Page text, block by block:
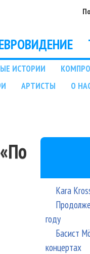
ИСТОРИИ
АРТИСТЫ О
Kara
году
Басист
концертах